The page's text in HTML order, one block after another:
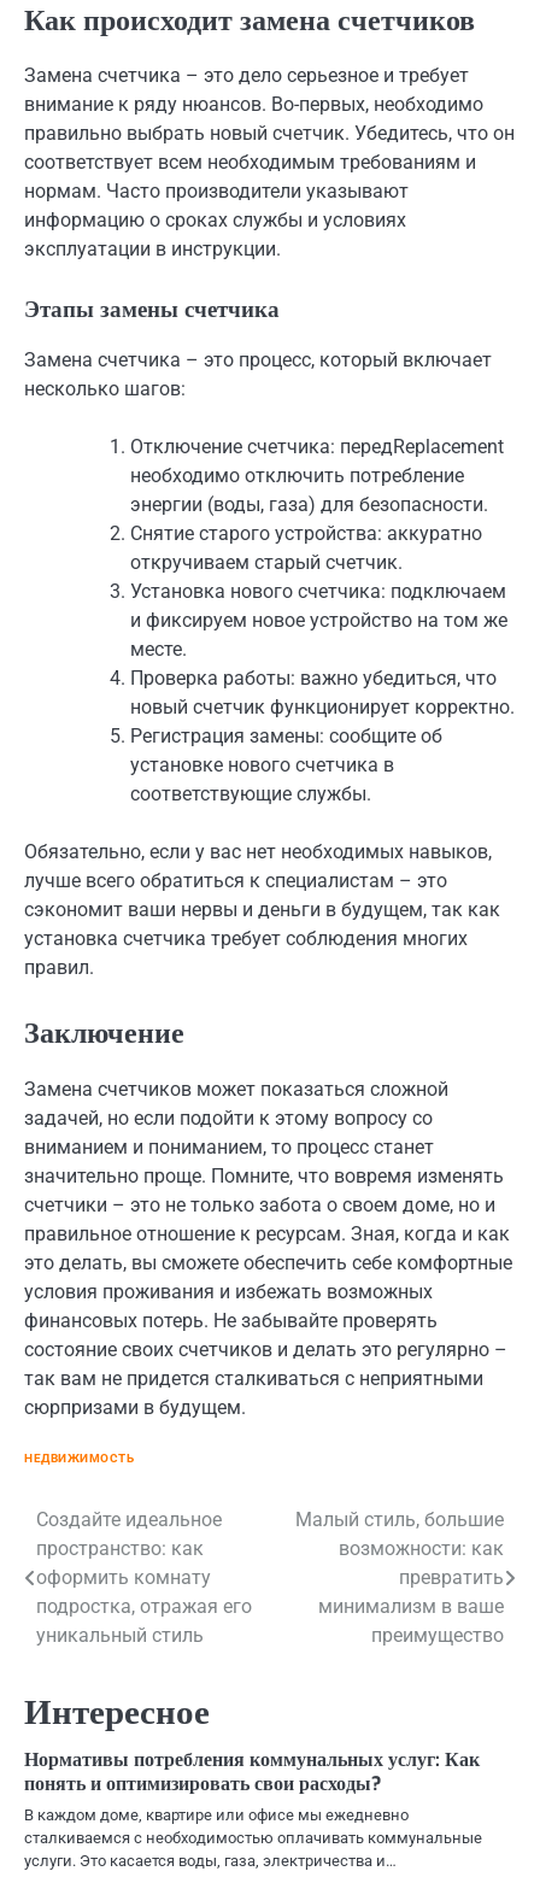
Как происходит замена счетчиков
Замена счетчика – это дело серьезное и требует
внимание к ряду нюансов. Во-первых, необходимо
правильно выбрать новый счетчик. Убедитесь, что он
соответствует всем необходимым требованиям и
нормам. Часто производители указывают
информацию о сроках службы и условиях
эксплуатации в инструкции.
Этапы замены счетчика
Замена счетчика – это процесс, который включает
несколько шагов:
Отключение счетчика: передReplacement
необходимо отключить потребление
энергии (воды, газа) для безопасности.
Снятие старого устройства: аккуратно
откручиваем старый счетчик.
Установка нового счетчика: подключаем
и фиксируем новое устройство на том же
месте.
Проверка работы: важно убедиться, что
новый счетчик функционирует корректно.
Регистрация замены: сообщите об
установке нового счетчика в
соответствующие службы.
Обязательно, если у вас нет необходимых навыков,
лучше всего обратиться к специалистам – это
сэкономит ваши нервы и деньги в будущем, так как
установка счетчика требует соблюдения многих
правил.
Заключение
Замена счетчиков может показаться сложной
задачей, но если подойти к этому вопросу со
вниманием и пониманием, то процесс станет
значительно проще. Помните, что вовремя изменять
счетчики – это не только забота о своем доме, но и
правильное отношение к ресурсам. Зная, когда и как
это делать, вы сможете обеспечить себе комфортные
условия проживания и избежать возможных
финансовых потерь. Не забывайте проверять
состояние своих счетчиков и делать это регулярно –
так вам не придется сталкиваться с неприятными
сюрпризами в будущем.
НЕДВИЖИМОСТЬ
Навигация
по
записям
Создайте идеальное
пространство: как
оформить комнату
подростка, отражая его
уникальный стиль
Малый стиль, большие
возможности: как
превратить
минимализм в ваше
преимущество
Интересное
Нормативы потребления коммунальных услуг: Как
понять и оптимизировать свои расходы?
В каждом доме, квартире или офисе мы ежедневно
сталкиваемся с необходимостью оплачивать коммунальные
услуги. Это касается воды, газа, электричества и…